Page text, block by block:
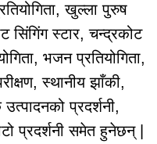
खुल्ला पुरुष
सिंगिंग स्टार, चन्द्रकोट
भजन प्रतियोगिता,
स्थानीय झाँकी,
प्रदर्शनी,
प्रदर्शनी समेत हुनेछन् |